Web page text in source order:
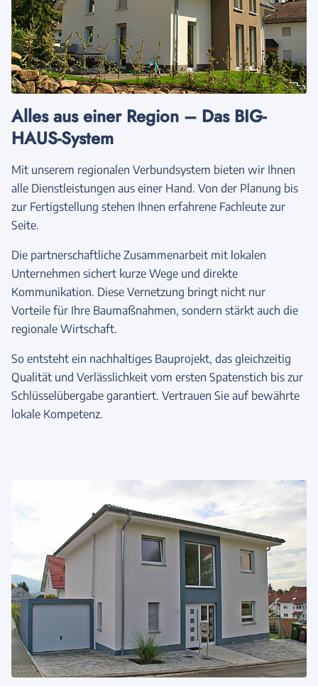
Alles aus einer Region – Das BIG-
HAUS-System
Mit unserem regionalen Verbundsystem bieten wir Ihnen
alle Dienstleistungen aus einer Hand. Von der Planung bis
zur Fertigstellung stehen Ihnen erfahrene Fachleute zur
Seite.
Die partnerschaftliche Zusammenarbeit mit lokalen
Unternehmen sichert kurze Wege und direkte
Kommunikation. Diese Vernetzung bringt nicht nur
Vorteile für Ihre Baumaßnahmen, sondern stärkt auch die
regionale Wirtschaft.
So entsteht ein nachhaltiges Bauprojekt, das gleichzeitig
Qualität und Verlässlichkeit vom ersten Spatenstich bis zur
Schlüsselübergabe garantiert. Vertrauen Sie auf bewährte
lokale Kompetenz.